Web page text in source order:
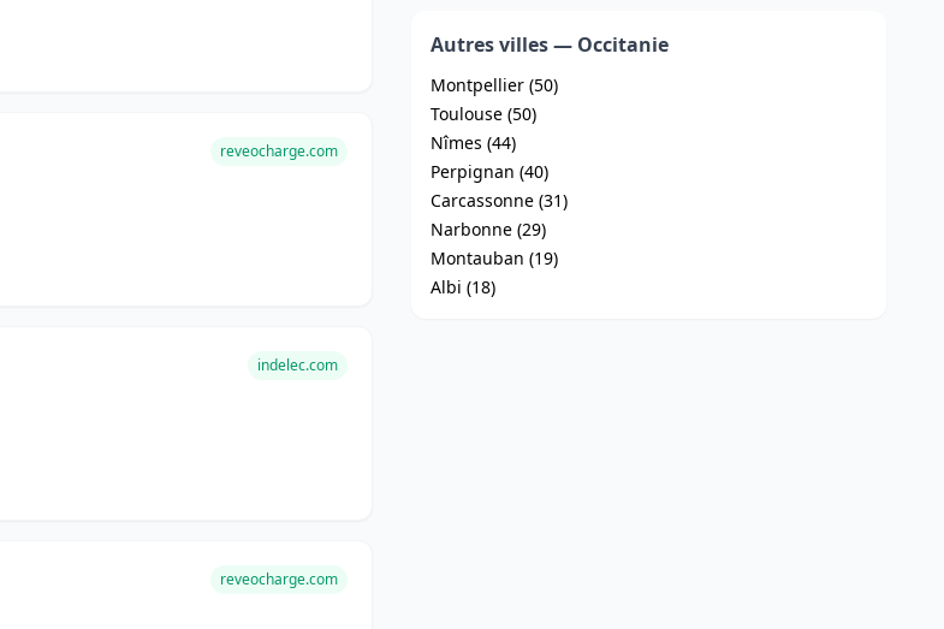
reveocharge.com
indelec.com
reveocharge.com
Autres villes — Occitanie
Montpellier (50)
Toulouse (50)
Nîmes (44)
Perpignan (40)
Carcassonne (31)
Narbonne (29)
Montauban (19)
Albi (18)